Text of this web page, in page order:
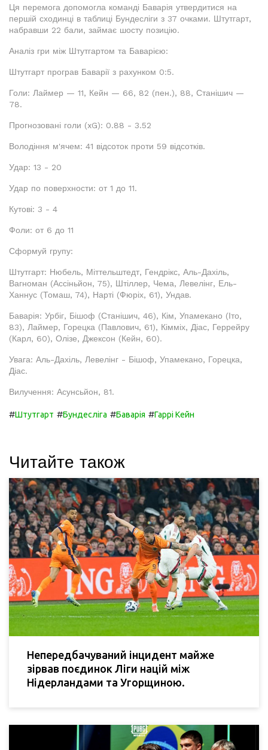
Ця перемога допомогла команді Баварія утвердитися на
першій сходинці в таблиці Бундесліги з 37 очками. Штутгарт,
набравши 22 бали, займає шосту позицію.
Аналіз гри між Штутгартом та Баварією:
Штутгарт програв Баварії з рахунком 0:5.
Голи: Лаймер — 11, Кейн — 66, 82 (пен.), 88, Станішич —
78.
Прогнозовані голи (xG): 0.88 - 3.52
Володіння м'ячем: 41 відсоток проти 59 відсотків.
Удар: 13 - 20
Удар по поверхности: от 1 до 11.
Кутові: 3 - 4
Фоли: от 6 до 11
Сформуй групу:
Штутгарт: Нюбель, Міттельштедт, Гендрікс, Аль-Дахіль,
Вагноман (Ассіньйон, 75), Штіллер, Чема, Левелінг, Ель-
Ханнус (Томаш, 74), Нарті (Фюріх, 61), Ундав.
Баварія: Урбіг, Бішоф (Станішич, 46), Кім, Упамекано (Іто,
83), Лаймер, Горецка (Павлович, 61), Кімміх, Діас, Геррейру
(Карл, 60), Олізе, Джексон (Кейн, 60).
Увага: Аль-Дахіль, Левелінг - Бішоф, Упамекано, Горецка,
Діас.
Вилучення: Асунсьйон, 81.
#Штутгарт #Бундесліга #Баварія #Гаррі Кейн
Читайте також
Непередбачуваний інцидент майже
зірвав поєдинок Ліги націй між
Нідерландами та Угорщиною.